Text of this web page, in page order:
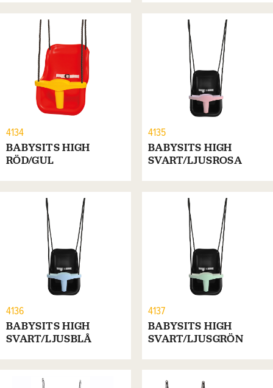
4134
BABYSITS HIGH
RÖD/GUL
4135
BABYSITS HIGH
SVART/LJUSROSA
4136
BABYSITS HIGH
SVART/LJUSBLÅ
4137
BABYSITS HIGH
SVART/LJUSGRÖN